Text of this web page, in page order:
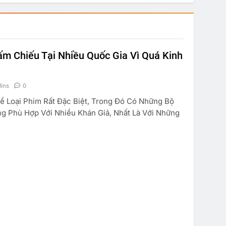
Chiếu Tại Nhiều Quốc Gia Vì Quá Kinh
0
Loại Phim Rất Đặc Biệt, Trong Đó Có Những Bộ
Phù Hợp Với Nhiều Khán Giả, Nhất Là Với Những